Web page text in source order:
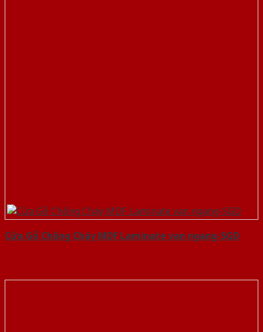
Cửa Gỗ Chống Cháy MDF Laminate van ngang-SGD